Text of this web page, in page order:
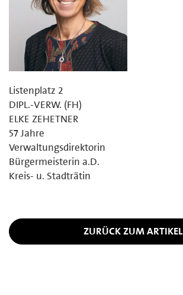
Listenplatz 2
DIPL.-VERW. (FH)
ELKE ZEHETNER
57 Jahre
Verwaltungsdirektorin
Bürgermeisterin a.D.
Kreis- u. Stadträtin
ZURÜCK ZUM ARTIKEL